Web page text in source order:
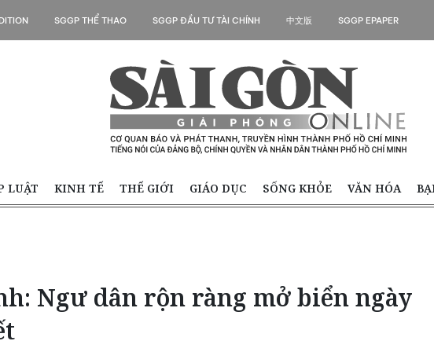
SGGP THỂ THAO SGGP ĐẦU TƯ TÀI CHÍNH 中文版 SGGP EPAPER
LUẬT KINH TẾ THẾ GIỚI GIÁO DỤC SỐNG KHỎE VĂN HÓA
Ngư dân rộn ràng mở biển ngày